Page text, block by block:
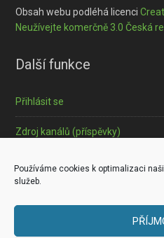
Používáme cookies k optimalizaci
služeb.
Obsah webu podléhá licenci
Neužívejte komerčně 3.0 Česká
Další funkce
Přihlásit se
Zdroj kanálů (příspěvky)